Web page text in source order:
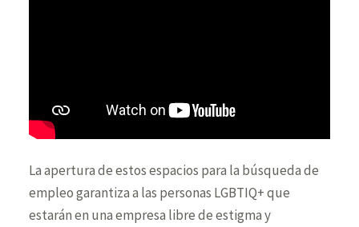
La apertura de estos espacios para la búsqueda de
empleo garantiza a las personas LGBTIQ+ que
estarán en una empresa libre de estigma y